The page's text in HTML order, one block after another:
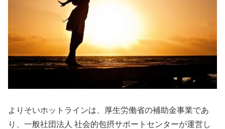
よりそいホットラインは、厚生労働省の補助金事業であ
り、一般社団法人 社会的包摂サポートセンターが運営し